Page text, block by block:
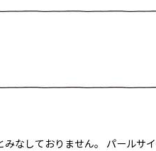
なしておりません。 パールサ